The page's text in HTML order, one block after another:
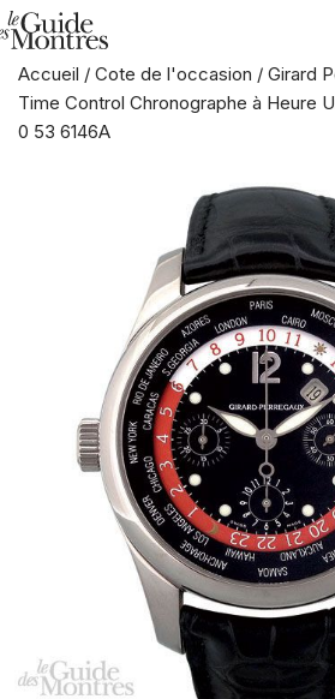
Accueil / Cote de l'occasion / Girard
Time Control Chronographe à Heure
0 53 6146A